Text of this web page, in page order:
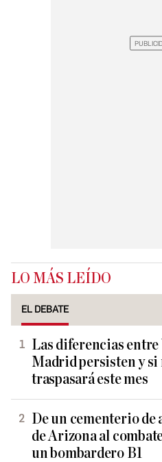
LO MÁS LEÍDO
EL DEBATE
Las diferencias
Madrid persisten y si
traspasará este mes
De un cementerio de
de Arizona al
un bombardero B1